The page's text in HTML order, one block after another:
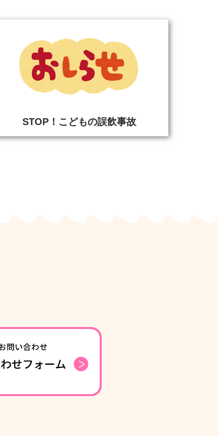
STOP！こどもの誤飲事故